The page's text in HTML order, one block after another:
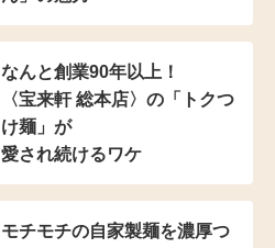
なんと創業90年以上！
〈宝来軒 総本店〉の 「トクつ
け麺」が
愛され続けるワケ
モチモチの自家製麺を濃厚つ